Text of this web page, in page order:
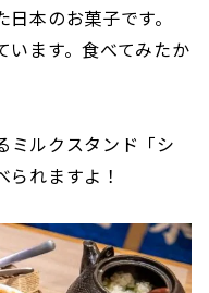
本のお菓子です。
います。食べてみたか
ミルクスタンド「シ
れますよ！